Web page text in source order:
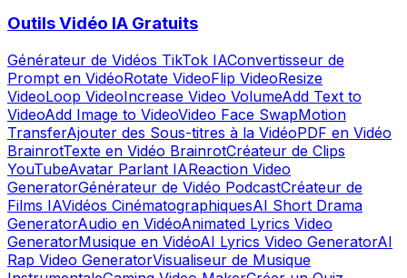
Outils Vidéo IA Gratuits
Générateur de Vidéos TikTok IAConvertisseur de
Prompt en VidéoRotate VideoFlip VideoResize
VideoLoop VideoIncrease Video VolumeAdd Text to
VideoAdd Image to VideoVideo Face SwapMotion
TransferAjouter des Sous-titres à la VidéoPDF en Vidéo
BrainrotTexte en Vidéo BrainrotCréateur de Clips
YouTubeAvatar Parlant IAReaction Video
GeneratorGénérateur de Vidéo PodcastCréateur de
Films IAVidéos CinématographiquesAI Short Drama
GeneratorAudio en VidéoAnimated Lyrics Video
GeneratorMusique en VidéoAI Lyrics Video GeneratorAI
Rap Video GeneratorVisualiseur de Musique